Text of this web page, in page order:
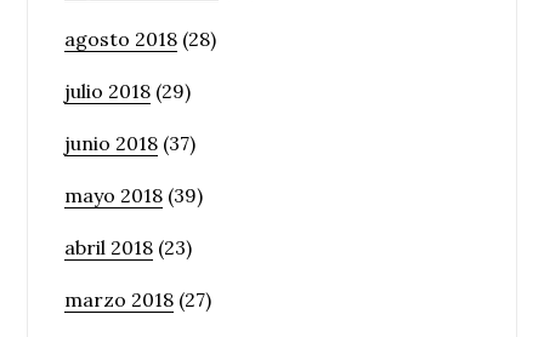
agosto 2018 (28)
julio 2018 (29)
junio 2018 (37)
mayo 2018 (39)
abril 2018 (23)
marzo 2018 (27)